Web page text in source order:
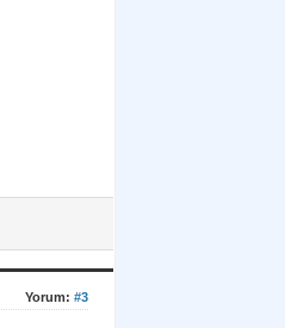
Yorum: #3